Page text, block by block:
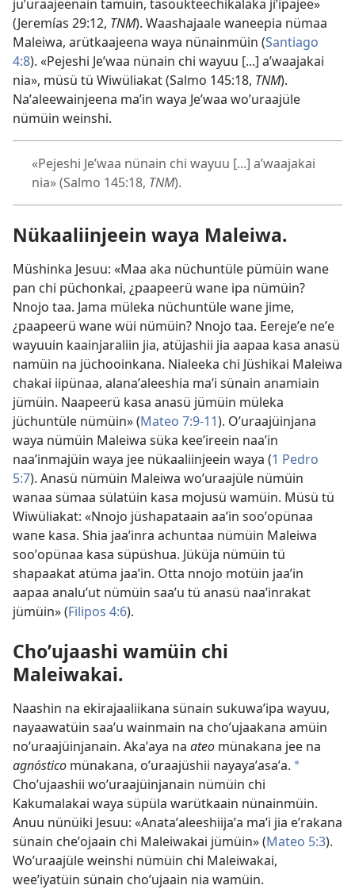
juʼuraajeenain tamüin, tasoukteechikalaka jiʼipajee»
(Jeremías 29:12, TNM). Waashajaale waneepia nümaa
Maleiwa, arütkaajeena waya nünainmüin (Santiago
4:8). «Pejeshi Jeʼwaa nünain chi wayuu [...] aʼwaajakai
nia», müsü tü Wiwüliakat (Salmo 145:18, TNM).
Naʼaleewainjeena maʼin waya Jeʼwaa woʼuraajüle
nümüin weinshi.
«Pejeshi Jeʼwaa nünain chi wayuu [...] aʼwaajakai
nia» (Salmo 145:18, TNM).
Nükaaliinjeein waya Maleiwa.
Müshinka Jesuu: «Maa aka nüchuntüle pümüin wane
pan chi püchonkai, ¿paapeerü wane ipa nümüin?
Nnojo taa. Jama müleka nüchuntüle wane jime,
¿paapeerü wane wüi nümüin? Nnojo taa. Eerejeʼe neʼe
wayuuin kaainjaraliin jia, atüjashii jia aapaa kasa anasü
namüin na jüchooinkana. Nialeeka chi Jüshikai Maleiwa
chakai iipünaa, alanaʼaleeshia maʼi sünain anamiain
jümüin. Naapeerü kasa anasü jümüin müleka
jüchuntüle nümüin» (Mateo 7:9-11). Oʼuraajüinjana
waya nümüin Maleiwa süka keeʼireein naaʼin
naaʼinmajüin waya jee nükaaliinjeein waya (1 Pedro
5:7). Anasü nümüin Maleiwa woʼuraajüle nümüin
wanaa sümaa sülatüin kasa mojusü wamüin. Müsü tü
Wiwüliakat: «Nnojo jüshapataain aaʼin sooʼopünaa
wane kasa. Shia jaaʼinra achuntaa nümüin Maleiwa
sooʼopünaa kasa süpüshua. Jüküja nümüin tü
shapaakat atüma jaaʼin. Otta nnojo motüin jaaʼin
aapaa analuʼut nümüin saaʼu tü anasü naaʼinrakat
jümüin» (Filipos 4:6).
Choʼujaashi wamüin chi
Maleiwakai.
Naashin na ekirajaaliikana sünain sukuwaʼipa wayuu,
nayaawatüin saaʼu wainmain na choʼujaakana amüin
noʼuraajüinjanain. Akaʼaya na ateo münakana jee na
agnóstico münakana, oʼuraajüshii nayayaʼasaʼa. *
Choʼujaashii woʼuraajüinjanain nümüin chi
Kakumalakai waya süpüla warütkaain nünainmüin.
Anuu nünüiki Jesuu: «Anataʼaleeshiijaʼa maʼi jia eʼrakana
sünain cheʼojaain chi Maleiwakai jümüin» (Mateo 5:3).
Woʼuraajüle weinshi nümüin chi Maleiwakai,
weeʼiyatüin sünain choʼujaain nia wamüin.